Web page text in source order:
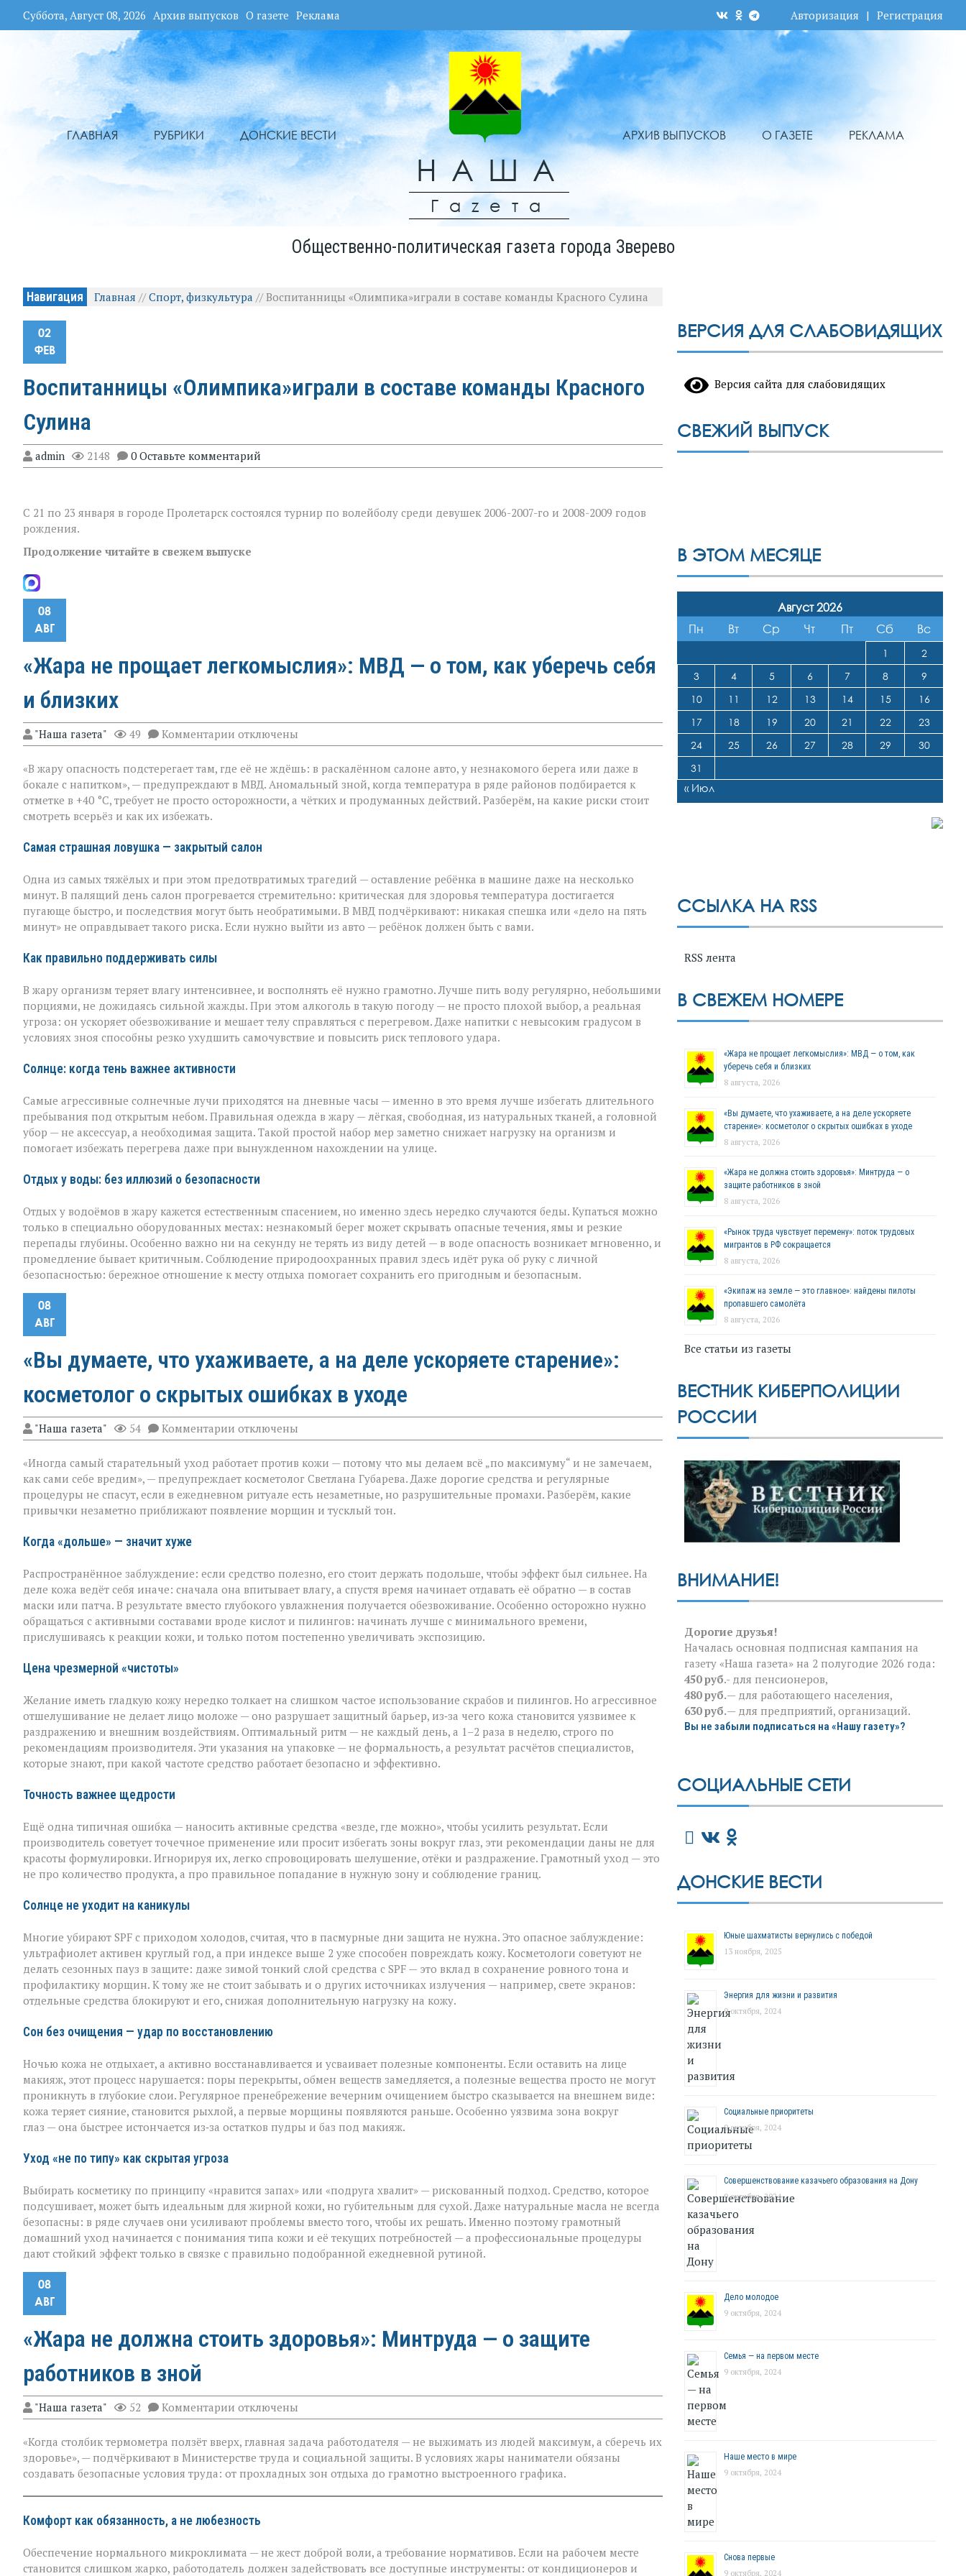
Суббота, Август 08, 2026 Архив выпусков О газете Реклама Авторизация | Регистрация
ГЛАВНАЯ РУБРИКИ ДОНСКИЕ ВЕСТИ
НАША
Гаzета
АРХИВ ВЫПУСКОВ О ГАЗЕТЕ РЕКЛАМА
Общественно-политическая газета города Зверево
Навигация Главная //Спорт, физкультура //Воспитанницы «Олимпика»играли в составе команды Красного Сулина
02
ФЕВ
Воспитанницы «Олимпика»играли в составе команды Красного
Сулина
admin 2148 0 Оставьте комментарий
С 21 по 23 января в городе Пролетарск состоялся турнир по волейболу среди девушек 2006-2007-го и 2008-2009 годов
рождения.
Продолжение читайте в свежем выпуске
08
АВГ
«Жара не прощает легкомыслия»: МВД — о том, как уберечь себя
и близких
"Наша газета" 49 Комментарии к
записи
не
прощает
легкомыслия»:
МВД — о
уберечь
себя
близких
отключены
«В жару опасность подстерегает там, где её не ждёшь: в раскалённом салоне авто, у незнакомого берега или даже в
бокале с напитком», — предупреждают в МВД. Аномальный зной, когда температура в ряде районов подбирается к
отметке в +40 °C, требует не просто осторожности, а чётких и продуманных действий. Разберём, на какие риски стоит
смотреть всерьёз и как их избежать.
Самая страшная ловушка — закрытый салон
Одна из самых тяжёлых и при этом предотвратимых трагедий — оставление ребёнка в машине даже на несколько
минут. В палящий день салон прогревается стремительно: критическая для здоровья температура достигается
пугающе быстро, и последствия могут быть необратимыми. В МВД подчёркивают: никакая спешка или «дело на пять
минут» не оправдывает такого риска. Если нужно выйти из авто — ребёнок должен быть с вами.
Как правильно поддерживать силы
В жару организм теряет влагу интенсивнее, и восполнять её нужно грамотно. Лучше пить воду регулярно, небольшими
порциями, не дожидаясь сильной жажды. При этом алкоголь в такую погоду — не просто плохой выбор, а реальная
угроза: он ускоряет обезвоживание и мешает телу справляться с перегревом. Даже напитки с невысоким градусом в
условиях зноя способны резко ухудшить самочувствие и повысить риск теплового удара.
Солнце: когда тень важнее активности
Самые агрессивные солнечные лучи приходятся на дневные часы — именно в это время лучше избегать длительного
пребывания под открытым небом. Правильная одежда в жару — лёгкая, свободная, из натуральных тканей, а головной
убор — не аксессуар, а необходимая защита. Такой простой набор мер заметно снижает нагрузку на организм и
помогает избежать перегрева даже при вынужденном нахождении на улице.
Отдых у воды: без иллюзий о безопасности
Отдых у водоёмов в жару кажется естественным спасением, но именно здесь нередко случаются беды. Купаться можно
только в специально оборудованных местах: незнакомый берег может скрывать опасные течения, ямы и резкие
перепады глубины. Особенно важно ни на секунду не терять из виду детей — в воде опасность возникает мгновенно, и
промедление бывает критичным. Соблюдение природоохранных правил здесь идёт рука об руку с личной
безопасностью: бережное отношение к месту отдыха помогает сохранить его пригодным и безопасным.
08
АВГ
«Вы думаете, что ухаживаете, а на деле ускоряете старение»:
косметолог о скрытых ошибках в уходе
"Наша газета" 54 Комментарии к
записи
думаете,
что
а
на
о
скрытых
ошибках
в
уходе
отключены
«Иногда самый старательный уход работает против кожи — потому что мы делаем всё „по максимуму“ и не замечаем,
как сами себе вредим», — предупреждает косметолог Светлана Губарева. Даже дорогие средства и регулярные
процедуры не спасут, если в ежедневном ритуале есть незаметные, но разрушительные промахи. Разберём, какие
привычки незаметно приближают появление морщин и тусклый тон.
Когда «дольше» — значит хуже
Распространённое заблуждение: если средство полезно, его стоит держать подольше, чтобы эффект был сильнее. На
деле кожа ведёт себя иначе: сначала она впитывает влагу, а спустя время начинает отдавать её обратно — в состав
маски или патча. В результате вместо глубокого увлажнения получается обезвоживание. Особенно осторожно нужно
обращаться с активными составами вроде кислот и пилингов: начинать лучше с минимального времени,
прислушиваясь к реакции кожи, и только потом постепенно увеличивать экспозицию.
Цена чрезмерной «чистоты»
Желание иметь гладкую кожу нередко толкает на слишком частое использование скрабов и пилингов. Но агрессивное
отшелушивание не делает лицо моложе — оно разрушает защитный барьер, из‑за чего кожа становится уязвимее к
раздражению и внешним воздействиям. Оптимальный ритм — не каждый день, а 1–2 раза в неделю, строго по
рекомендациям производителя. Эти указания на упаковке — не формальность, а результат расчётов специалистов,
которые знают, при какой частоте средство работает безопасно и эффективно.
Точность важнее щедрости
Ещё одна типичная ошибка — наносить активные средства «везде, где можно», чтобы усилить результат. Если
производитель советует точечное применение или просит избегать зоны вокруг глаз, эти рекомендации даны не для
красоты формулировки. Игнорируя их, легко спровоцировать шелушение, отёки и раздражение. Грамотный уход — это
не про количество продукта, а про правильное попадание в нужную зону и соблюдение границ.
Солнце не уходит на каникулы
Многие убирают SPF с приходом холодов, считая, что в пасмурные дни защита не нужна. Это опасное заблуждение:
ультрафиолет активен круглый год, а при индексе выше 2 уже способен повреждать кожу. Косметологи советуют не
делать сезонных пауз в защите: даже зимой тонкий слой средства с SPF — это вклад в сохранение ровного тона и
профилактику морщин. К тому же не стоит забывать и о других источниках излучения — например, свете экранов:
отдельные средства блокируют и его, снижая дополнительную нагрузку на кожу.
Сон без очищения — удар по восстановлению
Ночью кожа не отдыхает, а активно восстанавливается и усваивает полезные компоненты. Если оставить на лице
макияж, этот процесс нарушается: поры перекрыты, обмен веществ замедляется, а полезные вещества просто не могут
проникнуть в глубокие слои. Регулярное пренебрежение вечерним очищением быстро сказывается на внешнем виде:
кожа теряет сияние, становится рыхлой, а первые морщины появляются раньше. Особенно уязвима зона вокруг
глаз — она быстрее истончается из‑за остатков пудры и баз под макияж.
Уход «не по типу» как скрытая угроза
Выбирать косметику по принципу «нравится запах» или «подруга хвалит» — рискованный подход. Средство, которое
подсушивает, может быть идеальным для жирной кожи, но губительным для сухой. Даже натуральные масла не всегда
безопасны: в ряде случаев они усиливают проблемы вместо того, чтобы их решать. Именно поэтому грамотный
домашний уход начинается с понимания типа кожи и её текущих потребностей — а профессиональные процедуры
дают стойкий эффект только в связке с правильно подобранной ежедневной рутиной.
08
АВГ
«Жара не должна стоить здоровья»: Минтруда — о защите
работников в зной
"Наша газета" 52 Комментарии к
записи
не
должна
стоить
здоровья»:
Минтруда — о
работников
в
отключены
«Когда столбик термометра ползёт вверх, главная задача работодателя — не выжимать из людей максимум, а сберечь их
здоровье», — подчёркивают в Министерстве труда и социальной защиты. В условиях жары наниматели обязаны
создавать безопасные условия труда: от прохладных зон отдыха до грамотно выстроенного графика.
Комфорт как обязанность, а не любезность
Обеспечение нормального микроклимата — не жест доброй воли, а требование нормативов. Если на рабочем месте
становится слишком жарко, работодатель должен задействовать все доступные инструменты: от кондиционеров и
ВЕРСИЯ ДЛЯ СЛАБОВИДЯЩИХ
Версия сайта для слабовидящих
СВЕЖИЙ ВЫПУСК
В ЭТОМ МЕСЯЦЕ
Август 2026
Пн
Вт Ср Чт Пт Сб Вс
1
2
3
4 5 6 7 8
9
10
11 12 13 14 15
16
17
18 19 20 21 22
23
24
25 26 27 28 29
30
31
« Июл
ССЫЛКА НА RSS
RSS лента
В СВЕЖЕМ НОМЕРЕ
«Жара не прощает легкомыслия»: МВД — о том, как
уберечь себя и близких
8 августа, 2026
«Вы думаете, что ухаживаете, а на деле ускоряете
старение»: косметолог о скрытых ошибках в уходе
8 августа, 2026
«Жара не должна стоить здоровья»: Минтруда — о
защите работников в зной
8 августа, 2026
«Рынок труда чувствует перемену»: поток трудовых
мигрантов в РФ сокращается
8 августа, 2026
«Экипаж на земле — это главное»: найдены пилоты
пропавшего самолёта
8 августа, 2026
Все статьи из газеты
ВЕСТНИК КИБЕРПОЛИЦИИ
РОССИИ
ВНИМАНИЕ!
Дорогие друзья!
Началась основная подписная кампания на
газету «Наша газета» на 2 полугодие 2026 года:
450 руб.- для пенсионеров,
480 руб.— для работающего населения,
630 руб.— для предприятий, организаций.
Вы не забыли подписаться на «Нашу газету»?
СОЦИАЛЬНЫЕ СЕТИ
ДОНСКИЕ ВЕСТИ
Юные шахматисты вернулись с победой
13 ноября, 2025
Энергия для жизни и развития
9 октября, 2024
Социальные приоритеты
9 октября, 2024
Совершенствование казачьего образования на Дону
9 октября, 2024
Дело молодое
9 октября, 2024
Семья — на первом месте
9 октября, 2024
Наше место в мире
9 октября, 2024
Снова первые
9 октября, 2024